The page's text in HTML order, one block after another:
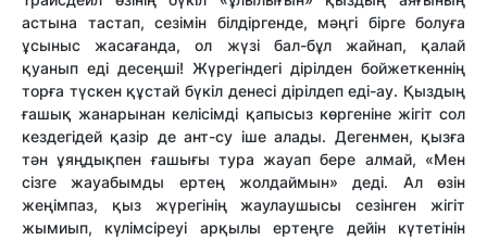
астына тастап, сезімін білдіргенде, мәңгі бірге болуға
ұсыныс жасағанда, ол жүзі бал-бұл жайнап, қалай
қуанып еді десеңші! Жүрегіндегі дірілден бойжеткеннің
торға түскен құстай бүкіл денесі дірілдеп еді-ау. Қыздың
ғашық жанарынан келісімді қапысыз көргеніне жігіт сол
кездегідей қазір де ант-су іше алады. Дегенмен, қызға
тән ұяңдықпен ғашығы тура жауап бере алмай, «Мен
сізге жауабымды ертең жолдаймын» деді. Ал өзін
жеңімпаз, қыз жүрегінің жаулаушысы сезінген жігіт
жымиып, күлімсіреуі арқылы ертеңге дейін күтетінін